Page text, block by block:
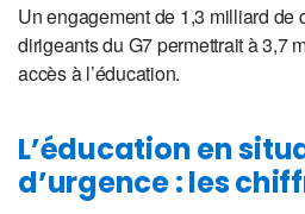
Un engagement de 1,3 milliard de
dirigeants du G7 permettrait à 3,7
accès à l’éducation.
L’éducation en
d’urgence : les